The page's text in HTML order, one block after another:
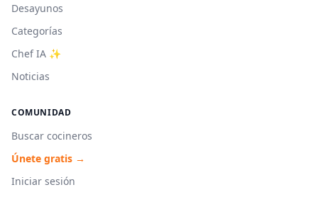
Desayunos
Categorías
Chef IA ✨
Noticias
COMUNIDAD
Buscar cocineros
Únete gratis →
Iniciar sesión